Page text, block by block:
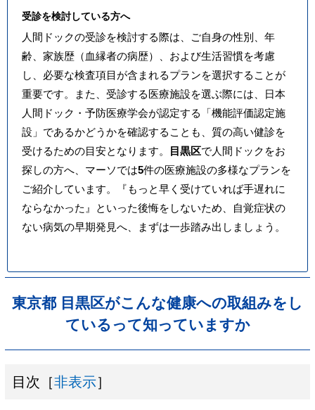
受診を検討している方へ
人間ドックの受診を検討する際は、ご自身の性別、年
齢、家族歴（血縁者の病歴）、および生活習慣を考慮
し、必要な検査項目が含まれるプランを選択することが
重要です。また、受診する医療施設を選ぶ際には、日本
人間ドック・予防医療学会が認定する「機能評価認定施
設」であるかどうかを確認することも、質の高い健診を
受けるための目安となります。
目黒区で人間ドックをお
探しの方へ、マーソでは5件の医療施設の多様なプランを
ご紹介しています。『もっと早く受けていれば手遅れに
ならなかった』といった後悔をしないため、自覚症状の
ない病気の早期発見へ、まずは一歩踏み出しましょう。
東京都 目黒区がこんな健康への取組みをし
ているって知っていますか
目次［非表示］